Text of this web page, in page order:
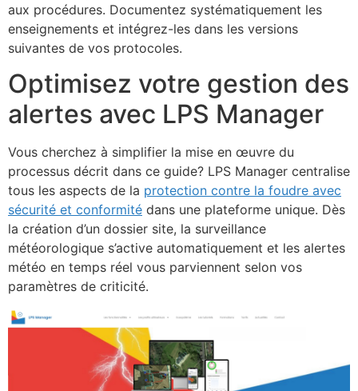
aux procédures. Documentez systématiquement les
enseignements et intégrez-les dans les versions
suivantes de vos protocoles.
Optimisez votre gestion des
alertes avec LPS Manager
Vous cherchez à simplifier la mise en œuvre du
processus décrit dans ce guide? LPS Manager centralise
tous les aspects de la protection contre la foudre avec
sécurité et conformité dans une plateforme unique. Dès
la création d’un dossier site, la surveillance
météorologique s’active automatiquement et les alertes
météo en temps réel vous parviennent selon vos
paramètres de criticité.